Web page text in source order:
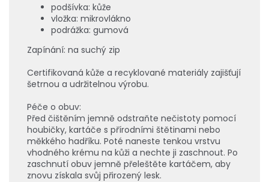
podšívka: kůže
vložka: mikrovlákno
podrážka: gumová
Zapínání: na suchý zip
Certifikovaná kůže a recyklované materiály zajišťují
šetrnou a udržitelnou výrobu.
Péče o obuv:
Před čištěním jemně odstraňte nečistoty pomocí
houbičky, kartáče s přírodními štětinami nebo
měkkého hadříku. Poté naneste tenkou vrstvu
vhodného krému na kůži a nechte ji zaschnout. Po
zaschnutí obuv jemně přeleštěte kartáčem, aby
znovu získala svůj přirozený lesk.